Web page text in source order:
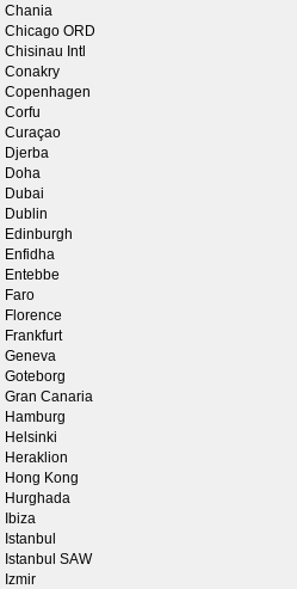
Chania
Chicago ORD
Chisinau Intl
Conakry
Copenhagen
Corfu
Curaçao
Djerba
Doha
Dubai
Dublin
Edinburgh
Enfidha
Entebbe
Faro
Florence
Frankfurt
Geneva
Goteborg
Gran Canaria
Hamburg
Helsinki
Heraklion
Hong Kong
Hurghada
Ibiza
Istanbul
Istanbul SAW
Izmir